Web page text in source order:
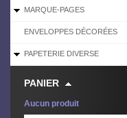
MARQUE-PAGES
ENVELOPPES DÉCORÉES
PAPETERIE DIVERSE
PANIER
Aucun produit